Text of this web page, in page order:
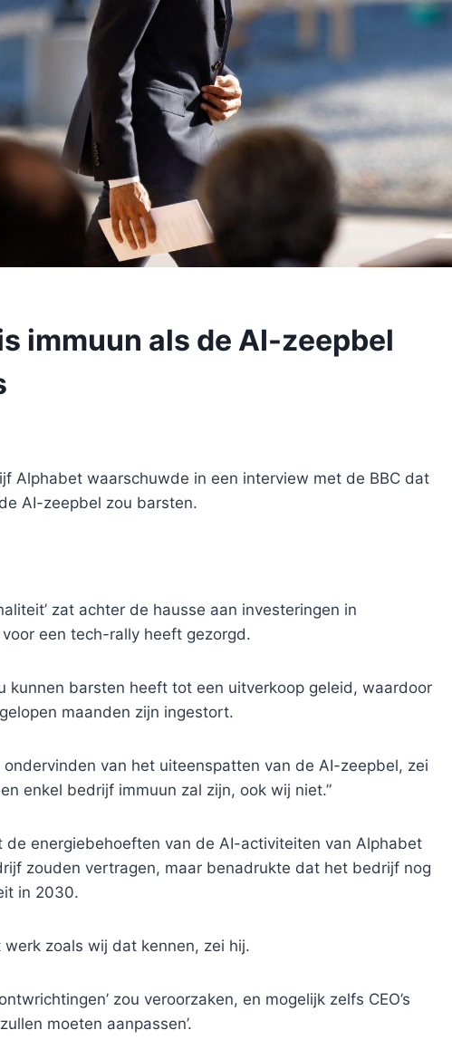
immuun als de AI-zeepbel
Alphabet waarschuwde in een interview met de BBC dat
AI-zeepbel zou barsten.
zat achter de hausse aan investeringen in
een tech-rally heeft gezorgd.
kunnen barsten heeft tot een uitverkoop geleid, waardoor
maanden zijn ingestort.
van het uiteenspatten van de AI-zeepbel, zei
enkel bedrijf immuun zal zijn, ook wij niet.”
de energiebehoeften van de AI-activiteiten van Alphabet
zouden vertragen, maar benadrukte dat het bedrijf nog
in 2030.
zoals wij dat kennen, zei hij.
zou veroorzaken, en mogelijk zelfs CEO’s
moeten aanpassen’.